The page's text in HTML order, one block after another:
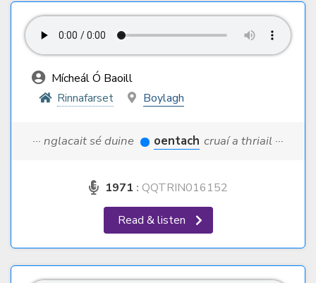
Mícheál Ó Baoill
Rinnafarset
Boylagh
··· nglacait sé duine oentach cruaí a thriail ···
1971 : QQTRIN016152
Read & listen